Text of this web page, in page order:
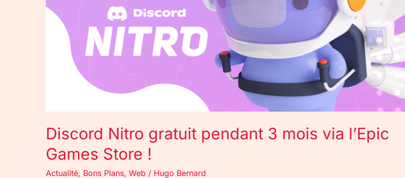
Discord Nitro gratuit pendant 3 mois via l’Epic
Games Store !
Actualité, Bons Plans, Web / Hugo Bernard
Games
Store